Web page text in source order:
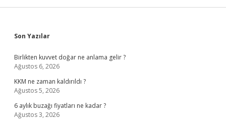
Sidebar
Son Yazılar
Birlikten kuvvet doğar ne anlama gelir ?
Ağustos 6, 2026
KKM ne zaman kaldırıldı ?
Ağustos 5, 2026
6 aylık buzağı fiyatları ne kadar ?
Ağustos 3, 2026